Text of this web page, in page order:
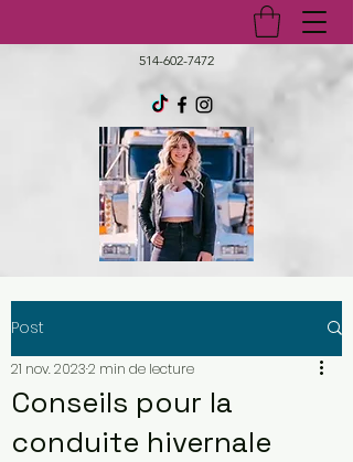
514-602-7472
Post
Conseils pour la
conduite hivernale
21 nov. 20232 min de lecture